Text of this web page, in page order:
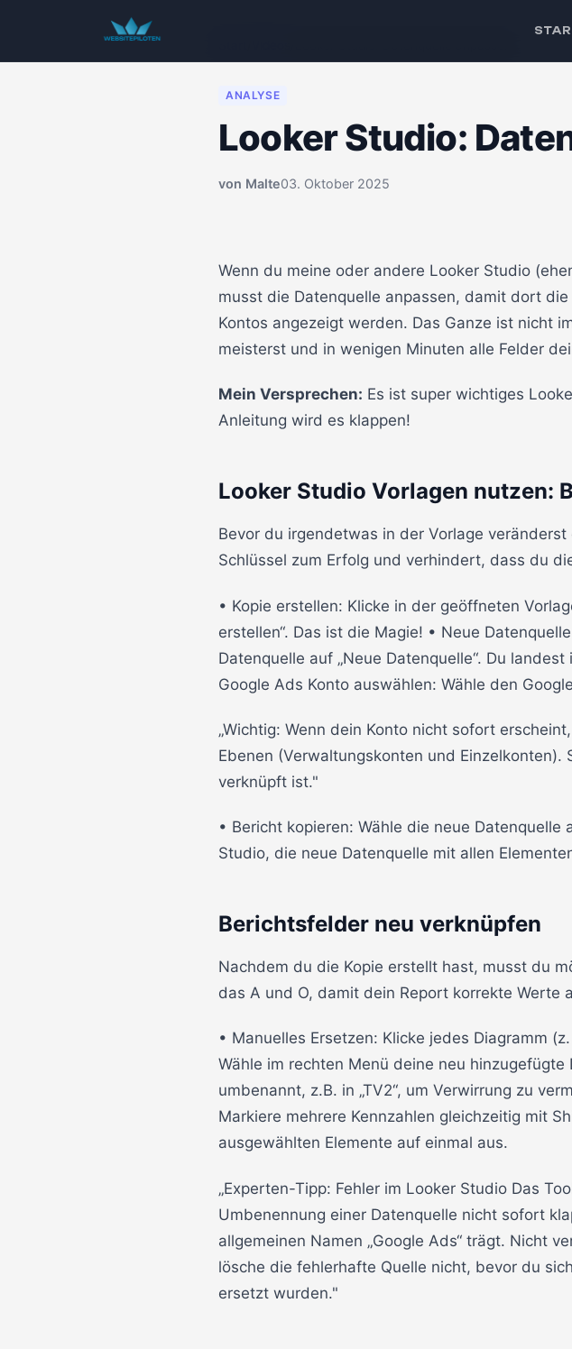
ANALYSE
Looker Studio:
von Malte03. Oktober 2025
Wenn du meine oder andere Looker Studio
musst die Datenquelle anpassen, damit dort
Kontos angezeigt werden. Das Ganze ist nicht
meisterst und in wenigen Minuten alle Felder
Mein Versprechen: Es ist super wichtiges
Anleitung wird es klappen!
Looker Studio Vorlagen nutzen:
Bevor du irgendetwas in der Vorlage
Schlüssel zum Erfolg und verhindert, dass du
• Kopie erstellen: Klicke in der geöffneten
erstellen“. Das ist die Magie! • Neue
Datenquelle auf „Neue Datenquelle“. Du
Google Ads Konto auswählen: Wähle den
„Wichtig: Wenn dein Konto nicht sofort
Ebenen (Verwaltungskonten und
verknüpft ist."
• Bericht kopieren: Wähle die neue Datenquelle
Studio, die neue Datenquelle mit allen
Berichtsfelder neu verknüpfen
Nachdem du die Kopie erstellt hast, musst du
das A und O, damit dein Report korrekte Werte
• Manuelles Ersetzen: Klicke jedes Diagramm
Wähle im rechten Menü deine neu
umbenannt, z.B. in „TV2“, um Verwirrung zu
Markiere mehrere Kennzahlen gleichzeitig mit
ausgewählten Elemente auf einmal aus.
„Experten-Tipp: Fehler im Looker Studio Das
Umbenennung einer Datenquelle nicht sofort
allgemeinen Namen „Google Ads“ trägt. Nicht
lösche die fehlerhafte Quelle nicht, bevor du
ersetzt wurden."